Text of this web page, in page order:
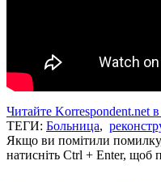
Читайте Korrespondent.net
ТЕГИ: Больница,
Якщо ви помітили помилку,
натисніть Ctrl + Enter, щоб